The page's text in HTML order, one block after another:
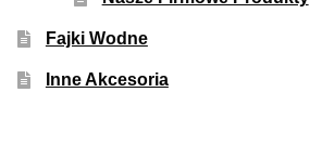
Fajki Wodne
Inne Akcesoria